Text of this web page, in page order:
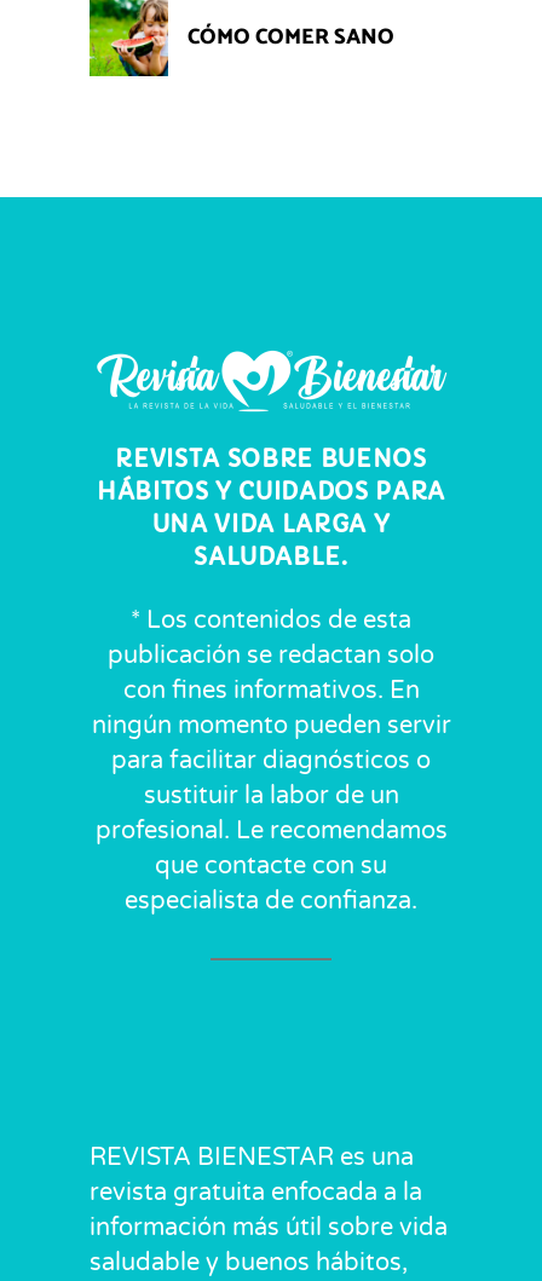
CÓMO COMER SANO
REVISTA SOBRE BUENOS
HÁBITOS Y CUIDADOS PARA
UNA VIDA LARGA Y
SALUDABLE.
* Los contenidos de esta
publicación se redactan solo
con fines informativos. En
ningún momento pueden servir
para facilitar diagnósticos o
sustituir la labor de un
profesional. Le recomendamos
que contacte con su
especialista de confianza.
REVISTA BIENESTAR es una
revista gratuita enfocada a la
información más útil sobre vida
saludable y buenos hábitos,